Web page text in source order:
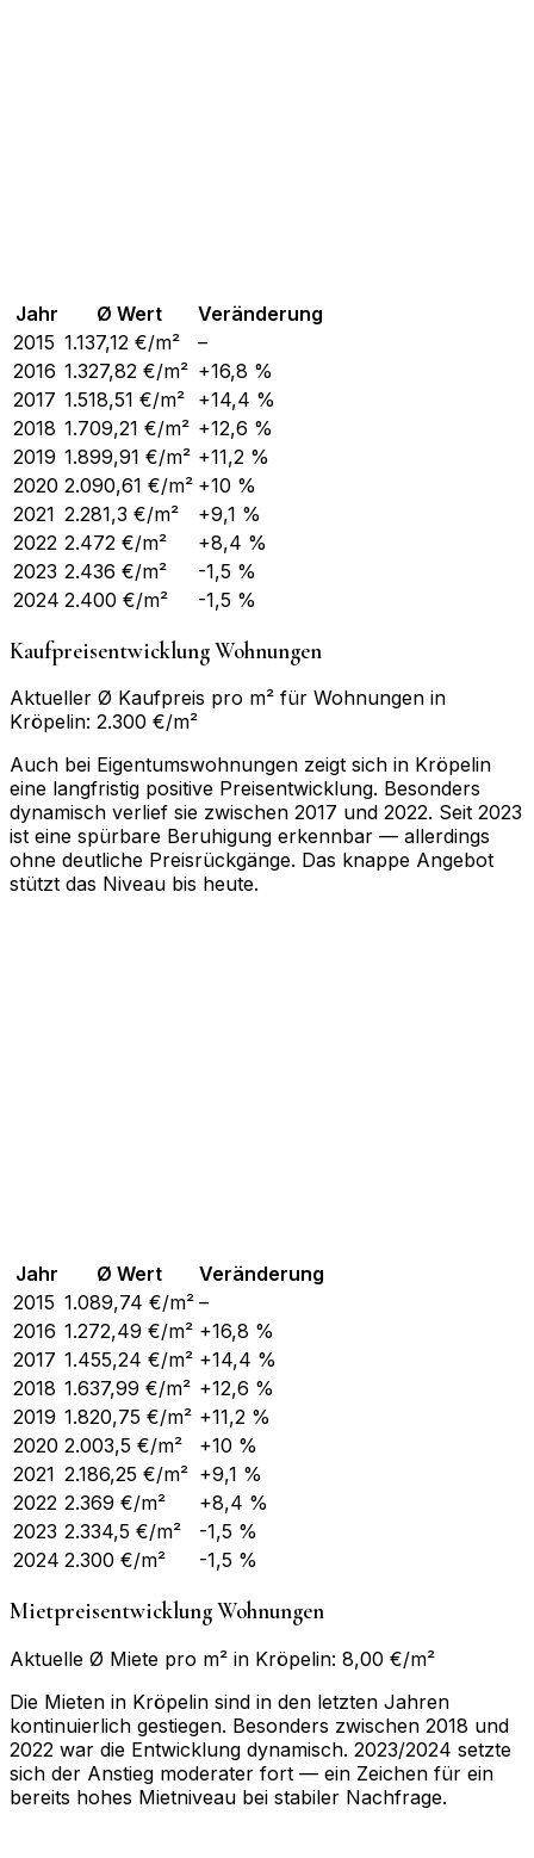
Jahr Ø Wert
Veränderung
2015 1.137,12 €/m²
–
2016 1.327,82 €/m² +16,8 %
2017 1.518,51 €/m² +14,4 %
2018 1.709,21 €/m² +12,6 %
2019 1.899,91 €/m² +11,2 %
2020 2.090,61 €/m² +10 %
2021 2.281,3 €/m²
+9,1 %
2022 2.472 €/m²
+8,4 %
2023 2.436 €/m²
-1,5 %
2024 2.400 €/m² -1,5 %
Kaufpreisentwicklung Wohnungen
Aktueller Ø Kaufpreis pro m² für Wohnungen in
Kröpelin: 2.300 €/m²
Auch bei Eigentumswohnungen zeigt sich in Kröpelin
eine langfristig positive Preisentwicklung. Besonders
dynamisch verlief sie zwischen 2017 und 2022. Seit 2023
ist eine spürbare Beruhigung erkennbar — allerdings
ohne deutliche Preisrückgänge. Das knappe Angebot
stützt das Niveau bis heute.
Jahr Ø Wert
Veränderung
2015 1.089,74 €/m² –
2016 1.272,49 €/m² +16,8 %
2017 1.455,24 €/m² +14,4 %
2018 1.637,99 €/m² +12,6 %
2019 1.820,75 €/m² +11,2 %
2020 2.003,5 €/m²
+10 %
2021 2.186,25 €/m² +9,1 %
2022 2.369 €/m²
+8,4 %
2023 2.334,5 €/m²
-1,5 %
2024 2.300 €/m² -1,5 %
Mietpreisentwicklung Wohnungen
Aktuelle Ø Miete pro m² in Kröpelin: 8,00 €/m²
Die Mieten in Kröpelin sind in den letzten Jahren
kontinuierlich gestiegen. Besonders zwischen 2018 und
2022 war die Entwicklung dynamisch. 2023/2024 setzte
sich der Anstieg moderater fort — ein Zeichen für ein
bereits hohes Mietniveau bei stabiler Nachfrage.